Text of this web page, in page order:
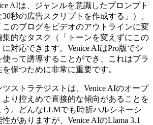
AIは、ジャンルを意識したプロンプト
30秒の広告スクリプトを作成する」）、
のブログをビデオのアウトラインに変
集的なタスク（「トーンを変えずにこの
対応できます。Venice AIはPro版でシ
って誘導することができ、これはブラ
保つために非常に重要です。
ストラテジストは、Venice AIのオープ
より控えめで直接的な傾向があることを
。どんなLLMでも時折ハルシネーシ
がありますが、Venice AIのLlama 3.1